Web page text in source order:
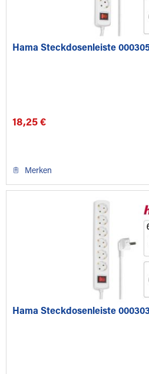
Hama Steckdosenleiste
18,25 €
Merken
Hama Steckdosenleiste